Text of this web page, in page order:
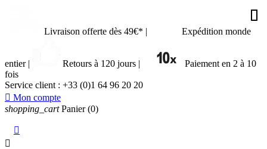
Livraison offerte dès 49€* | Expédition monde
entier | Retours à 120 jours |
Paiement en 2 à 10
fois
Service client : +33 (0)1 64 96 20 20
 Mon compte
shopping_cart Panier (0)









































